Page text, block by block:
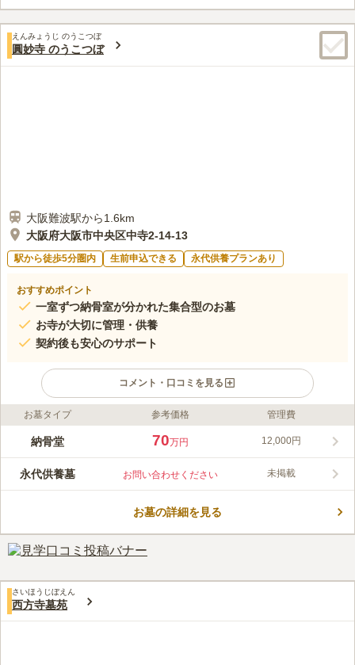
この霊園はまだ誰からも評価されていません。
えんみょうじ のうこつぼ
圓妙寺 のうこつぼ
大阪難波駅から1.6km
大阪府大阪市中央区中寺2-14-13
駅から徒歩5分圏内 生前申込できる 永代供養プランあり
おすすめポイント
一室ずつ納骨室が分かれた集合型のお墓
お寺が大切に管理・供養
契約後も安心のサポート
コメント・口コミを見る
ライフドット編集部のコメント
圓妙寺は、元和元年（1615）開山の日蓮宗寺院です。古くは
にある二つの井戸からは、今も清水が湧き出ています。中心街と
は思えないほど静かな寺町で四季を感じながら参拝できると評判
この霊園はまだ誰からも評価されていません。
お墓タイプ 参考価格 管理費
納骨堂 70万円 12,000円
永代供養墓 お問い合わせください 未掲載
お墓の詳細を見る
さいほうじぼえん
西方寺墓苑